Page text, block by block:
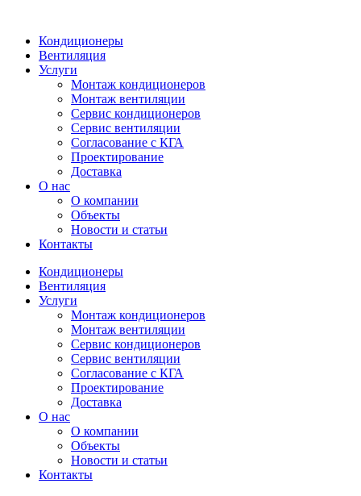
Кондиционеры
Вентиляция
Услуги
Монтаж кондиционеров
Монтаж вентиляции
Сервис кондиционеров
Сервис вентиляции
Согласование с КГА
Проектирование
Доставка
О нас
О компании
Объекты
Новости и статьи
Контакты
Кондиционеры
Вентиляция
Услуги
Монтаж кондиционеров
Монтаж вентиляции
Сервис кондиционеров
Сервис вентиляции
Согласование с КГА
Проектирование
Доставка
О нас
О компании
Объекты
Новости и статьи
Контакты